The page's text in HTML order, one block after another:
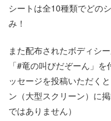
シートは全10種類でどの
み！
また配布されたボディシ
「#竜の叫びだぞーん」
ッセージを投稿いただく
ン（大型スクリーン）に
ではありません）